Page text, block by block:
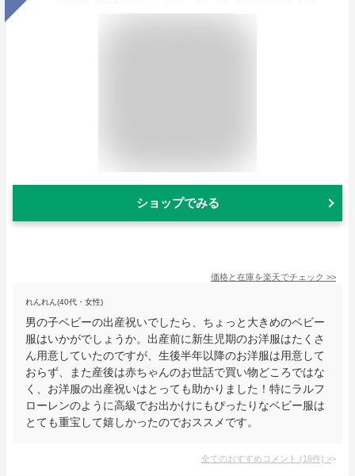
ショップでみる
価格と在庫を楽天でチェック >>
れんれん(40代・女性)
男の子ベビーの出産祝いでしたら、ちょっと大きめのベビー
服はいかがでしょうか。出産前に新生児期のお洋服はたくさ
ん用意していたのですが、生後半年以降のお洋服は用意して
おらず、また産後は赤ちゃんのお世話で買い物どころではな
く、お洋服の出産祝いはとっても助かりました！特にラルフ
ローレンのように高級でお出かけにもぴったりなベビー服は
とても重宝して嬉しかったのでおススメです。
全てのおすすめコメント (16件) >